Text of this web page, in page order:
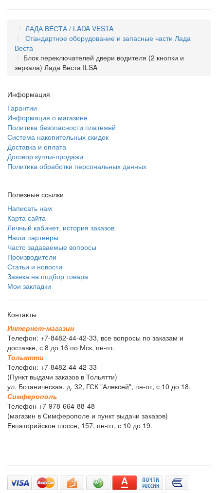
ЛАДА ВЕСТА / LADA VESTA
Стандартное оборудование и запасные части Лада
Веста
Блок переключателей двери водителя (2 кнопки и
зеркала) Лада Веста ILSA
Информация
Гарантии
Информация о магазине
Политика безопасности платежей
Система накопительных скидок
Доставка и оплата
Договор купли-продажи
Политика обработки персональных данных
Полезные ссылки
Написать нам
Карта сайта
Личный кабинет, история заказов
Наши партнёры
Часто задаваемые вопросы
Производители
Статьи и новости
Заявка на подбор товара
Мои закладки
Контакты
Интернет-магазин
Телефон: +7-8482-44-42-33, все вопросы по заказам и
доставке, с 8 до 16 по Мск, пн-пт.
Тольятти
Телефон: +7-8482-44-42-33
(Пункт выдачи заказов в Тольятти)
ул. Ботаническая, д. 32, ГСК "Алексей", пн-пт, с 10 до 18.
Симферополь
Телефон +7-978-664-88-48
(магазин в Симферополе и пункт выдачи заказов)
Евпаторийское шоссе, 157, пн-пт, с 10 до 19.